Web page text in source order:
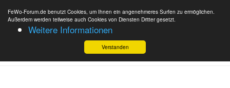
FeWo-Forum.de benutzt Cookies, um Ihnen ein angenehmeres Surfen zu ermöglichen.
Außerdem werden teilweise auch Cookies von Diensten Dritter gesetzt.
Weitere Informationen
Verstanden